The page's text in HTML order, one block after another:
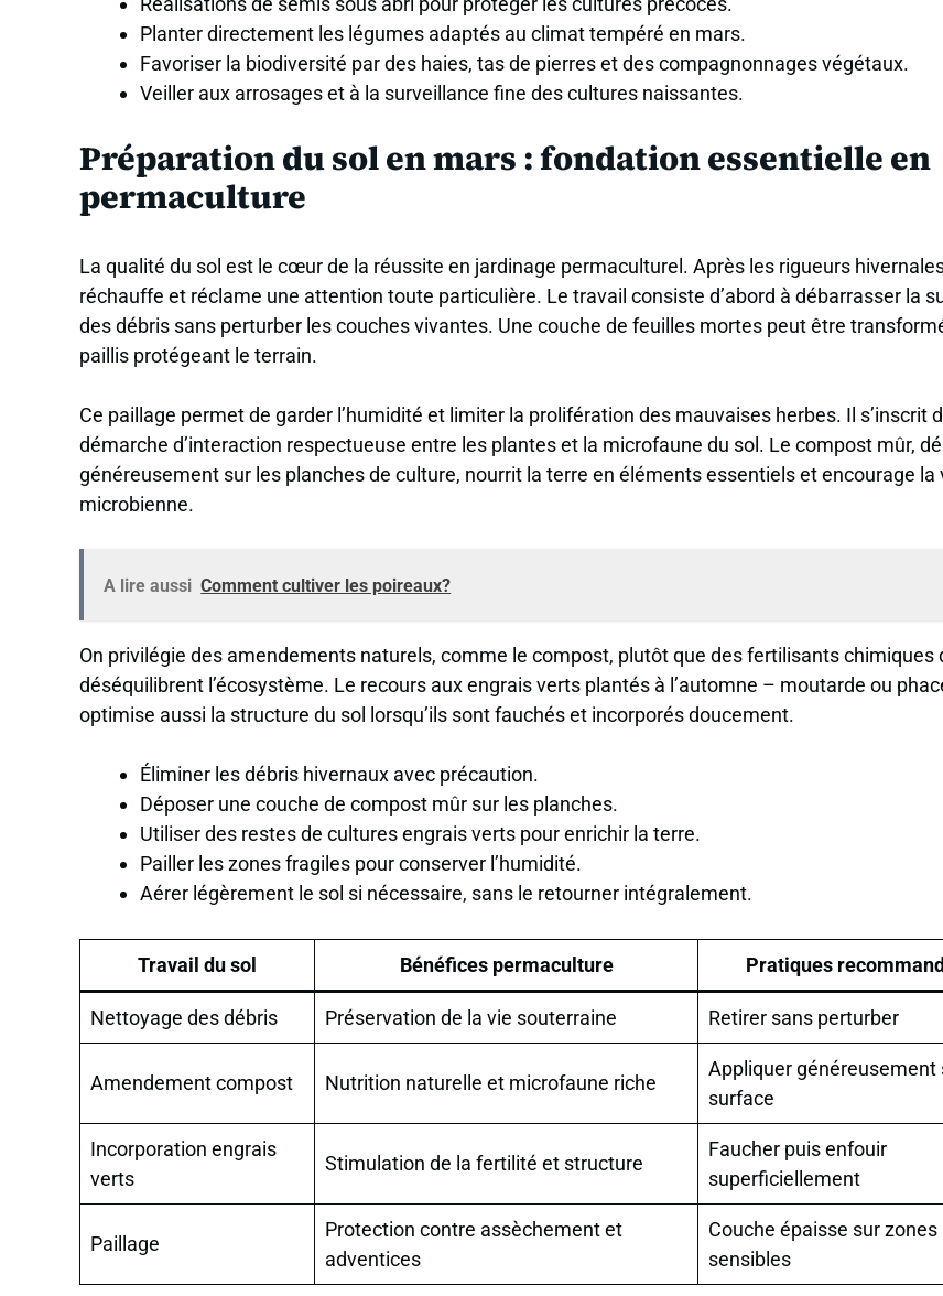
Planter directement les légumes adaptés au climat tempéré en mars.
Favoriser la biodiversité par des haies, tas de pierres et des compagnonnages végétaux.
Veiller aux arrosages et à la surveillance fine des cultures naissantes.
Préparation du sol en mars : fondation essentielle en
permaculture
La qualité du sol est le cœur de la réussite en jardinage permaculturel. Après les rigueurs
réchauffe et réclame une attention toute particulière. Le travail consiste d’abord à débarrasser la
des débris sans perturber les couches vivantes. Une couche de feuilles mortes peut être
paillis protégeant le terrain.
Ce paillage permet de garder l’humidité et limiter la prolifération des mauvaises herbes. Il s’inscrit
démarche d’interaction respectueuse entre les plantes et la microfaune du sol. Le compost mûr,
généreusement sur les planches de culture, nourrit la terre en éléments essentiels et encourage la
microbienne.
A lire aussi Comment cultiver les poireaux?
On privilégie des amendements naturels, comme le compost, plutôt que des fertilisants chimiques
déséquilibrent l’écosystème. Le recours aux engrais verts plantés à l’automne – moutarde ou
optimise aussi la structure du sol lorsqu’ils sont fauchés et incorporés doucement.
Éliminer les débris hivernaux avec précaution.
Déposer une couche de compost mûr sur les planches.
Utiliser des restes de cultures engrais verts pour enrichir la terre.
Pailler les zones fragiles pour conserver l’humidité.
Aérer légèrement le sol si nécessaire, sans le retourner intégralement.
Travail du sol Bénéfices permaculture Pratiques
Nettoyage des débris Préservation de la vie souterraine Retirer sans perturber
Amendement compost Nutrition naturelle et microfaune riche
Appliquer généreusement
surface
Incorporation engrais
verts
Stimulation de la fertilité et structure
Faucher puis enfouir
superficiellement
Paillage
Protection contre assèchement et
adventices
Couche épaisse sur zones
sensibles